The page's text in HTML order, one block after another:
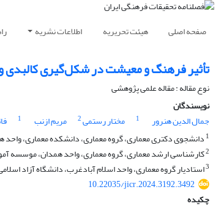
صفحه اصلی هیئت تحریریه اطلاعات نشریه
تأثیر فرهنگ و معیشت در شکل‌گیری کالبدی
نوع مقاله : مقاله علمی پژوهشی
نویسندگان
جمال الدین هنرور
1 مختار رستمی2 مریم ازنب 1
1دانشجوی دکتری معماری، گروه معماری، دانشکده معماری، واحد
2کارشناسی ارشد معماری، گروه معماری، واحد همدان، موسسه
3استادیار گروه معماری، واحد اسلام آبادغرب، دانشگاه آزاد
10.22035/jicr.2024.3192.3492
چکیده